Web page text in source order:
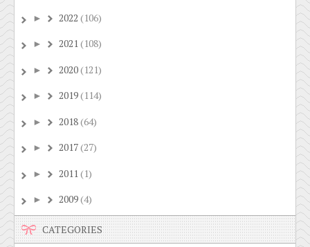
► 2022 (106)
► 2021(108)
► 2020(121)
► 2019(114)
► 2018(64)
► 2017(27)
► 2011(1)
► 2009(4)
CATEGORIES